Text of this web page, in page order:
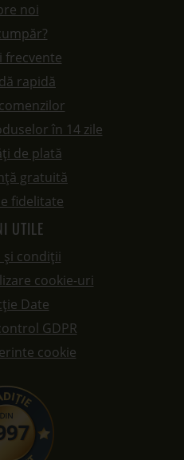
noi
frecvente
rapidă
în 14 zile
de plată
gratuită
fidelitate
UTILE
și condiții
cookie-uri
Date
GDPR
cookie